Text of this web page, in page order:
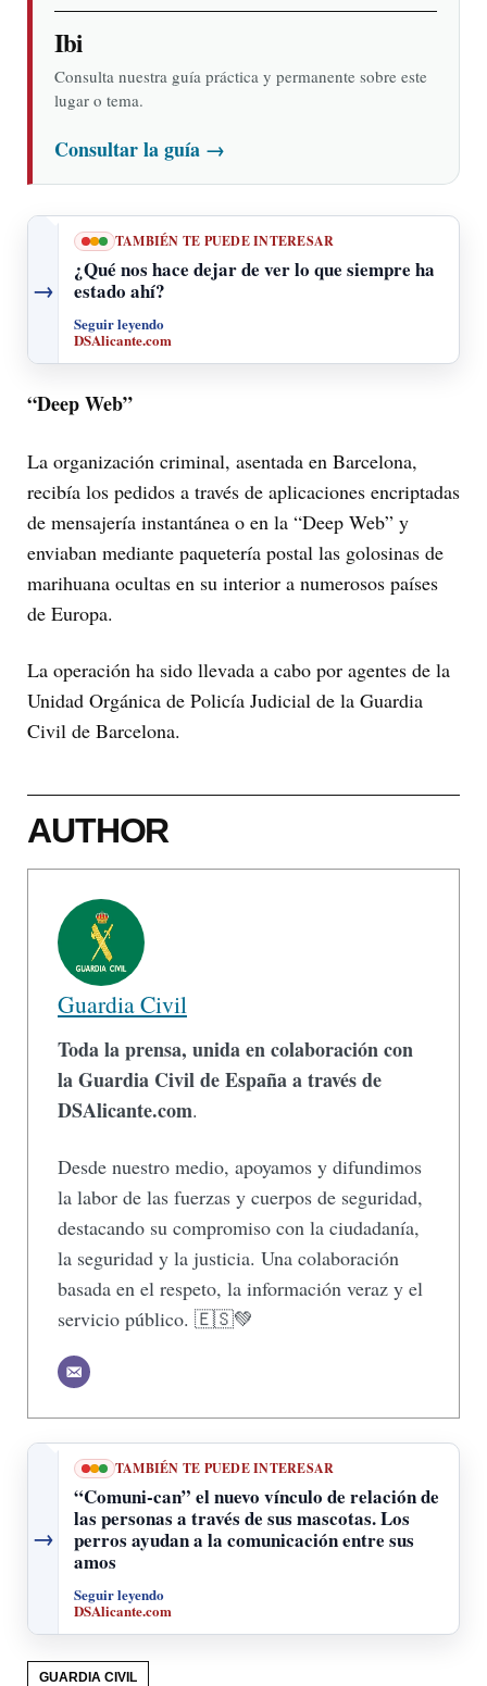
Ibi
Consulta nuestra guía práctica y permanente sobre este
lugar o tema.
Consultar la guía →
→
TAMBIÉN TE PUEDE INTERESAR
¿Qué nos hace dejar de ver lo que siempre ha
estado ahí?
Seguir leyendo
DSAlicante.com
“Deep Web”
La organización criminal, asentada en Barcelona,
recibía los pedidos a través de aplicaciones encriptadas
de mensajería instantánea o en la “Deep Web” y
enviaban mediante paquetería postal las golosinas de
marihuana ocultas en su interior a numerosos países
de Europa.
La operación ha sido llevada a cabo por agentes de la
Unidad Orgánica de Policía Judicial de la Guardia
Civil de Barcelona.
AUTHOR
Guardia Civil
Toda la prensa, unida en colaboración con
la Guardia Civil de España a través de
DSAlicante.com.
Desde nuestro medio, apoyamos y difundimos
la labor de las fuerzas y cuerpos de seguridad,
destacando su compromiso con la ciudadanía,
la seguridad y la justicia. Una colaboración
basada en el respeto, la información veraz y el
servicio público. 🇪🇸💚
→
TAMBIÉN TE PUEDE INTERESAR
“Comuni-can” el nuevo vínculo de relación de
las personas a través de sus mascotas. Los
perros ayudan a la comunicación entre sus
amos
Seguir leyendo
DSAlicante.com
GUARDIA CIVIL